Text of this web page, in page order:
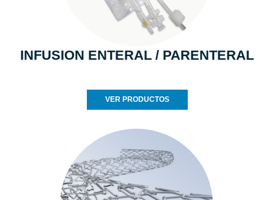
INFUSION ENTERAL / PARENTERAL
VER PRODUCTOS